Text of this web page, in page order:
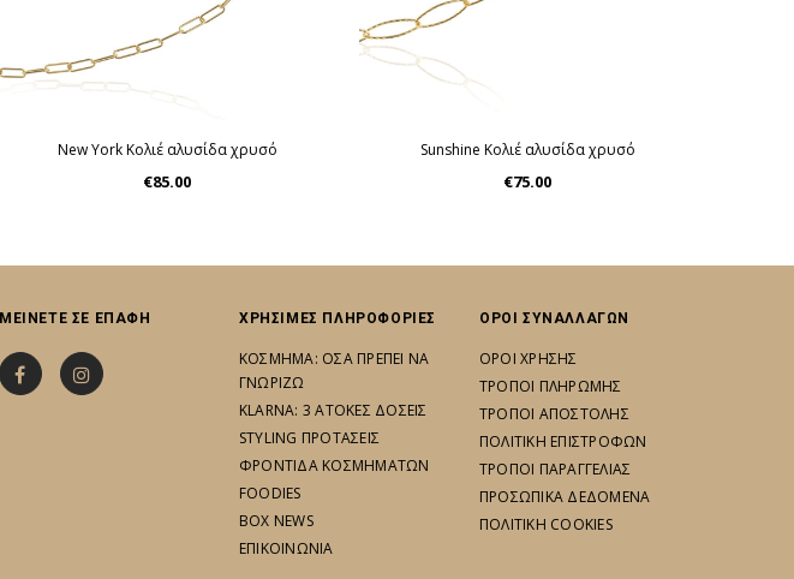
New York Κολιέ αλυσίδα χρυσό
€85.00
Sunshine Κολιέ αλυσίδα χρυσό
€75.00
ΧΡΗΣΙΜΕΣ ΠΛΗΡΟΦΟΡΙΕΣ
ΚΟΣΜΗΜΑ: ΟΣΑ ΠΡΕΠΕΙ ΝΑ
ΓΝΩΡΙΖΩ
KLARNA: 3 ΑΤΟΚΕΣ ΔΟΣΕΙΣ
STYLING ΠΡΟΤΑΣΕΙΣ
ΦΡΟΝΤΙΔΑ ΚΟΣΜΗΜΑΤΩΝ
FOODIES
BOX NEWS
ΕΠΙΚΟΙΝΩΝΙΑ
ΟΡΟΙ ΣΥΝΑΛΛΑΓΩΝ
ΟΡΟΙ ΧΡΗΣΗΣ
ΤΡΟΠΟΙ ΠΛΗΡΩΜΗΣ
ΤΡΟΠΟΙ ΑΠΟΣΤΟΛΗΣ
ΠΟΛΙΤΙΚΗ ΕΠΙΣΤΡΟΦΩΝ
ΤΡΟΠΟΙ ΠΑΡΑΓΓΕΛΙΑΣ
ΠΡΟΣΩΠΙΚΑ ΔΕΔΟΜΕΝΑ
ΠΟΛΙΤΙΚΗ COOKIES
ΜΕΙΝΕΤΕ ΣΕ ΕΠΑΦΗ